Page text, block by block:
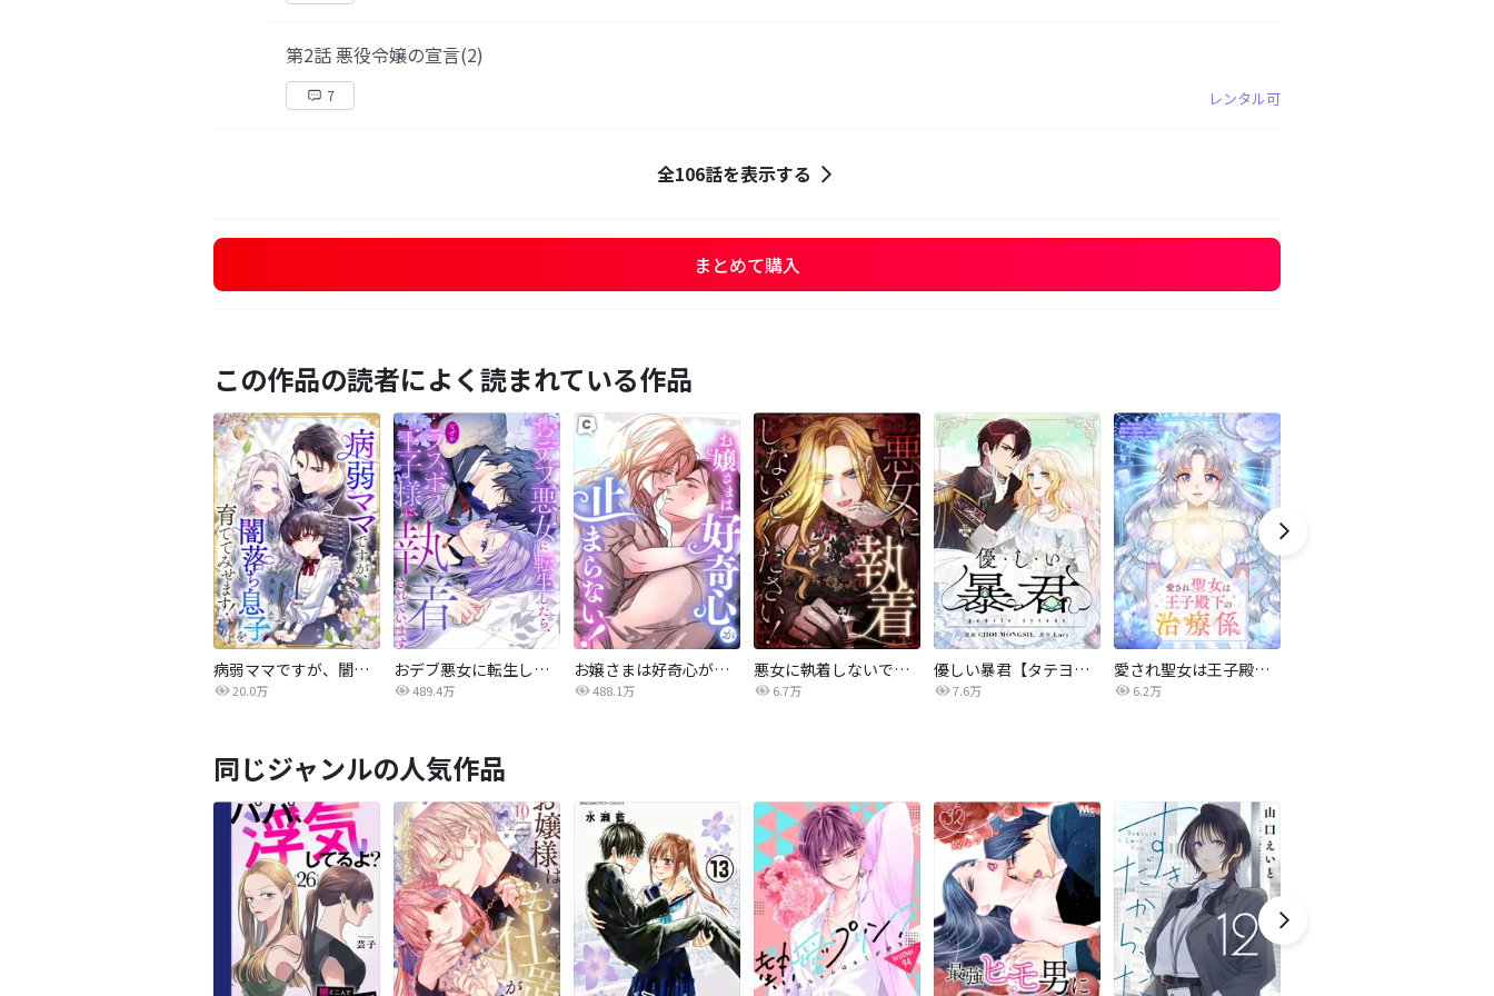
第2話 悪役令嬢の宣言(2)
7 レンタル可
全106話を表示する
まとめて購入
この作品の読者によく読まれている作品
病弱ママですが、闇落ち息子を育ててみせます！【タテヨミ】
20.0万
おデブ悪女に転生したら、なぜかラスボス王子様に執着されています
489.4万
お嬢さまは好奇心が止まらない！
488.1万
悪女に執着しないでください！【タテヨミ】
6.7万
優しい暴君【タテヨミ】
7.6万
愛され聖女は王子殿下の治療係【タテヨミ】
6.2万
同じジャンルの人気作品